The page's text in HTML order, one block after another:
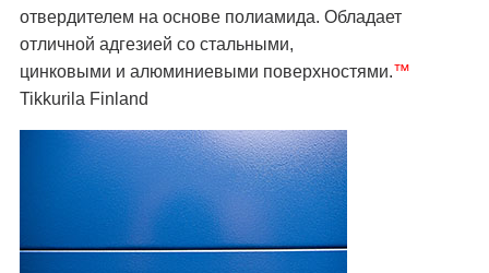
отвердителем на основе полиамида. Обладает
отличной адгезией со стальными,
цинковыми и алюминиевыми поверхностями.™
Tikkurila Finland